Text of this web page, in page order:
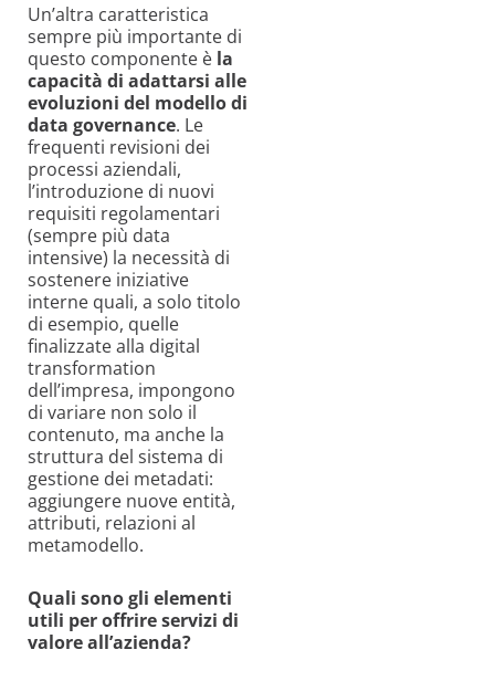
Un’altra caratteristica
sempre più importante di
questo componente è la
capacità di adattarsi alle
evoluzioni del modello di
data governance. Le
frequenti revisioni dei
processi aziendali,
l’introduzione di nuovi
requisiti regolamentari
(sempre più data
intensive) la necessità di
sostenere iniziative
interne quali, a solo titolo
di esempio, quelle
finalizzate alla digital
transformation
dell’impresa, impongono
di variare non solo il
contenuto, ma anche la
struttura del sistema di
gestione dei metadati:
aggiungere nuove entità,
attributi, relazioni al
metamodello.
Quali sono gli elementi
utili per offrire servizi di
valore all’azienda?